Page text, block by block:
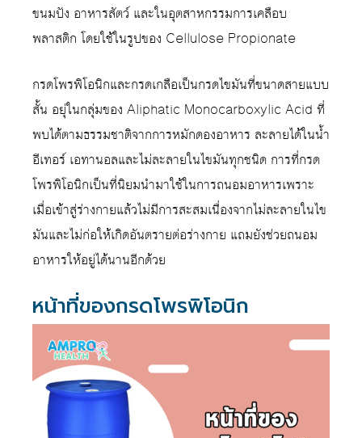
ขนมปัง อาหารสัตว์ และในอุตสาหกรรมการเคลือบ
พลาสติก โดยใช้ในรูปของ Cellulose Propionate
กรดโพรพิโอนิกและกรดเกลือเป็นกรดไขมันที่ขนาดสายแบบ
สั้น อยุ่ในกลุ่มของ Aliphatic Monocarboxylic Acid ที่
พบได้ตามธรรมชาติจากการหมักดองอาหาร ละลายได้ในน้ำ
อีเทอร์ เอทานอลและไม่ละลายในไขมันทุกชนิด การที่กรด
โพรพิโอนิกเป็นที่นิยมนำมาใช้ในการถนอมอาหารเพราะ
เมื่อเข้าสู่ร่างกายแล้วไม่มีการสะสมเนื่องจากไม่ละลายในไข
มันและไม่ก่อให้เกิดอันตรายต่อร่างกาย แถมยังช่วยถนอม
อาหารให้อยู่ได้นานอีกด้วย
หน้าที่ของกรดโพรพิโอนิก